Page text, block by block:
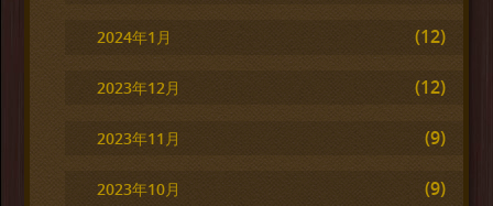
2024年1月 (12)
2023年12月 (12)
2023年11月 (9)
2023年10月 (9)